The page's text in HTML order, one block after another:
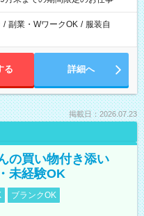
/ 副業・WワークOK / 服装自
る 詳細へ
掲載日：2026.07.23
買い物付き添い
未経験OK
ブランクOK